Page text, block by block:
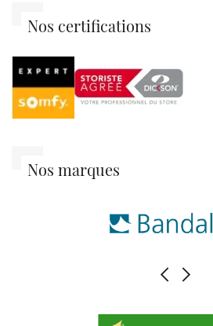
Nos certifications
Nos marques